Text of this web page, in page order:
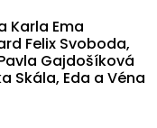
Karla Ema
Felix Svoboda,
Gajdošíková
Skála, Eda a Véna